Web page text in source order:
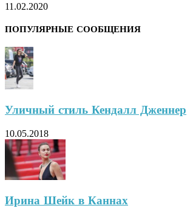
11.02.2020
ПОПУЛЯРНЫЕ СООБЩЕНИЯ
Уличный стиль Кендалл Дженнер
10.05.2018
Ирина Шейк в Каннах